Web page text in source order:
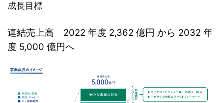
成長目標
連結売上高 2022 年度 2,362 億円 から 2032 年
度 5,000 億円へ